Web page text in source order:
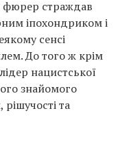
фюрер страждав
іпохондриком і
сенсі
До того ж крім
нацистської
знайомого
та